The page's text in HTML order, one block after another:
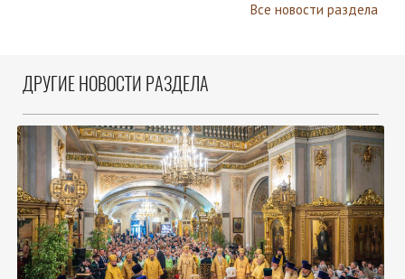
Все новости раздела
ДРУГИЕ НОВОСТИ РАЗДЕЛА